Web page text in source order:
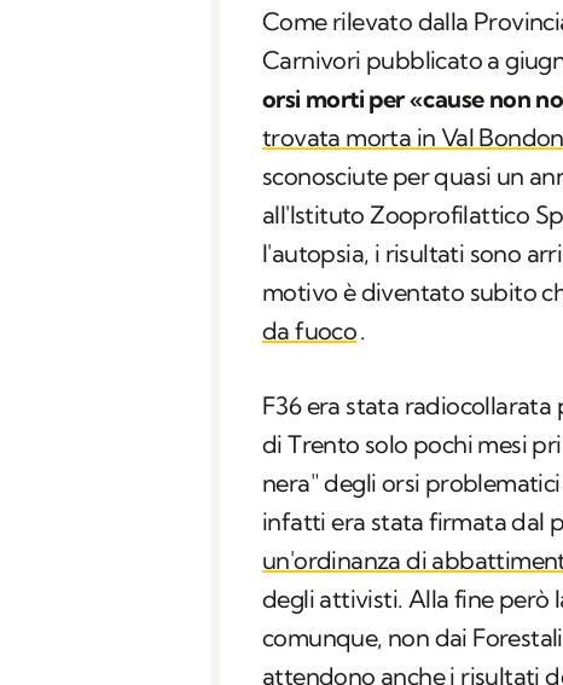
Come rilevato dalla
Carnivori pubblicato a
orsi morti per «cause non
trovata morta in Val
sconosciute per quasi un
all'Istituto Zooprofilattico
l'autopsia, i risultati sono
motivo è diventato subito
da fuoco.
F36 era stata
di Trento solo pochi mesi
nera" degli orsi
infatti era stata firmata dal
un'ordinanza di
degli attivisti. Alla fine però
comunque, non dai
attendono anche i risultati